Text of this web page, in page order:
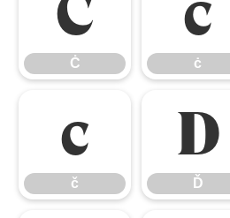
Ċ ċ
č
č
Ď
Ď